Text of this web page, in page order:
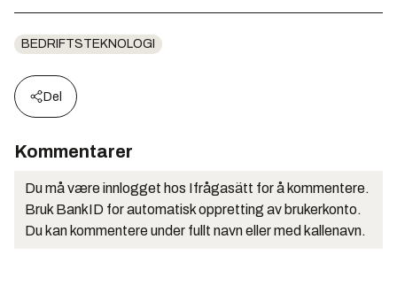
BEDRIFTSTEKNOLOGI
Del
Kommentarer
Du må være innlogget hos Ifrågasätt for å kommentere.
Bruk BankID for automatisk oppretting av brukerkonto.
Du kan kommentere under fullt navn eller med kallenavn.